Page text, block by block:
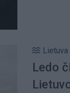
Lietuva
Ledo